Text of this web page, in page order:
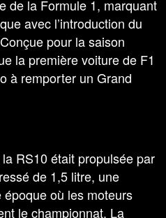
de la Formule 1, marquant
avec l’introduction du
pour la saison
la première voiture de F1
à remporter un Grand
RS10 était propulsée par
de 1,5 litre, une
où les moteurs
le championnat. La